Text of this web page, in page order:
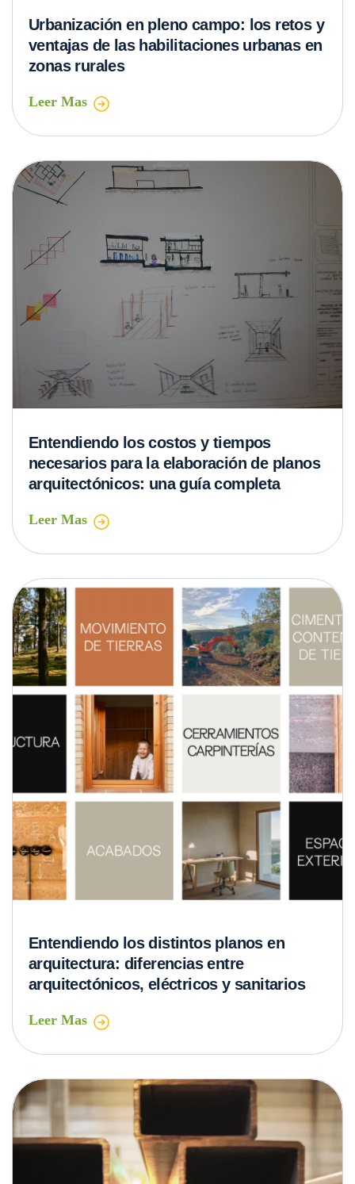
Urbanización en pleno campo: los retos y
ventajas de las habilitaciones urbanas en
zonas rurales
Leer Mas
Entendiendo los costos y tiempos
necesarios para la elaboración de planos
arquitectónicos: una guía completa
Leer Mas
Entendiendo los distintos planos en
arquitectura: diferencias entre
arquitectónicos, eléctricos y sanitarios
Leer Mas